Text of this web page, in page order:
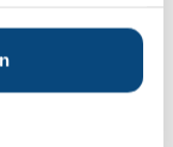
en